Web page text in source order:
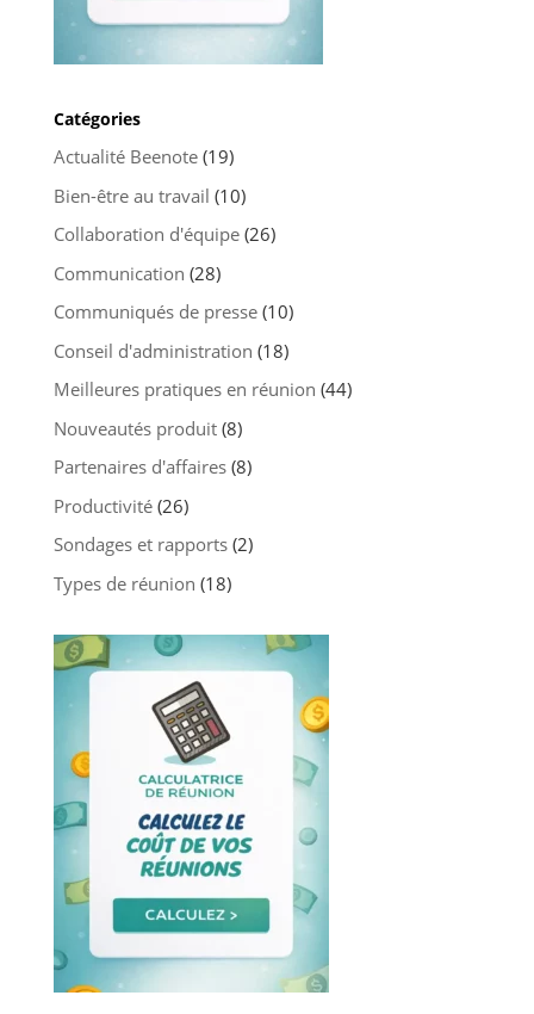
Catégories
Actualité Beenote(19)
Bien-être au travail (10)
Collaboration d'équipe(26)
Communication (28)
Communiqués de presse(10)
Conseil d'administration (18)
Meilleures pratiques en réunion (44)
Nouveautés produit(8)
Partenaires d'affaires(8)
Productivité(26)
Sondages et rapports(2)
Types de réunion (18)